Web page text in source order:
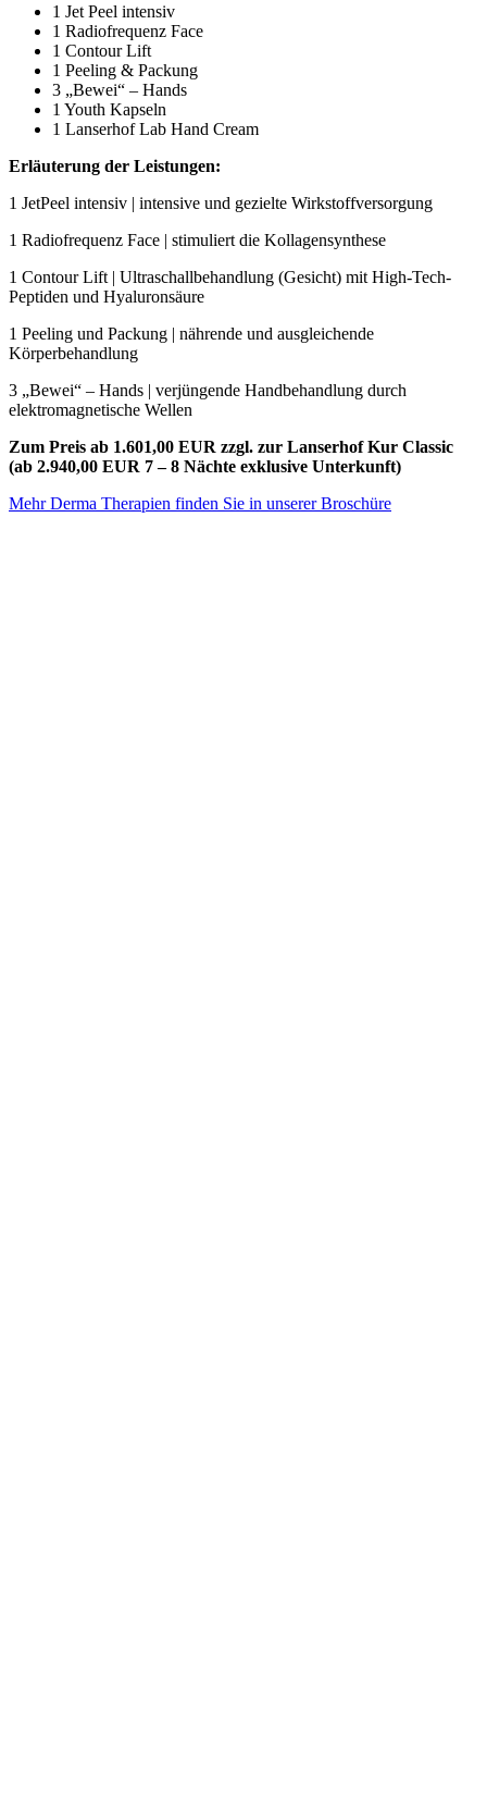
1 Jet Peel intensiv
1 Radiofrequenz Face
1 Contour Lift
1 Peeling & Packung
3 „Bewei“ – Hands
1 Youth Kapseln
1 Lanserhof Lab Hand Cream
Erläuterung der Leistungen:
1 JetPeel intensiv | intensive und gezielte Wirkstoffversorgung
1 Radiofrequenz Face | stimuliert die Kollagensynthese
1 Contour Lift | Ultraschallbehandlung (Gesicht) mit High-Tech-
Peptiden und Hyaluronsäure
1 Peeling und Packung | nährende und ausgleichende
Körperbehandlung
3 „Bewei“ – Hands | verjüngende Handbehandlung durch
elektromagnetische Wellen
Zum Preis ab 1.601,00 EUR zzgl. zur Lanserhof Kur Classic
(ab 2.940,00 EUR 7 – 8 Nächte exklusive Unterkunft)
Mehr Derma Therapien finden Sie in unserer Broschüre